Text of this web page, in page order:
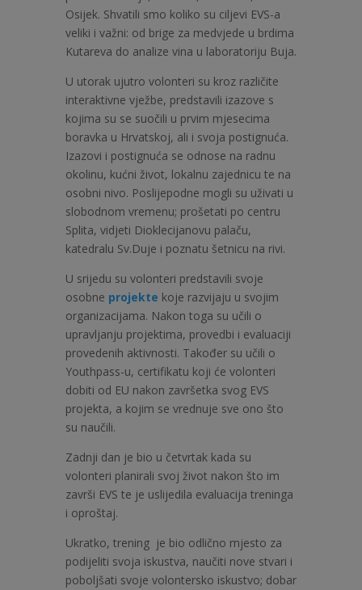
Osijek. Shvatili smo koliko su ciljevi EVS-a
veliki i važni: od brige za medvjede u brdima
Kutareva do analize vina u laboratoriju Buja.
U utorak ujutro volonteri su kroz različite
interaktivne vježbe, predstavili izazove s
kojima su se suočili u prvim mjesecima
boravka u Hrvatskoj, ali i svoja postignuća.
Izazovi i postignuća se odnose na radnu
okolinu, kućni život, lokalnu zajednicu te na
osobni nivo. Poslijepodne mogli su uživati u
slobodnom vremenu; prošetati po centru
Splita, vidjeti Dioklecijanovu palaču,
katedralu Sv.Duje i poznatu šetnicu na rivi.
U srijedu su volonteri predstavili svoje
osobne projekte koje razvijaju u svojim
organizacijama. Nakon toga su učili o
upravljanju projektima, provedbi i evaluaciji
provedenih aktivnosti. Također su učili o
Youthpass-u, certifikatu koji će volonteri
dobiti od EU nakon završetka svog EVS
projekta, a kojim se vrednuje sve ono što
su naučili.
Zadnji dan je bio u četvrtak kada su
volonteri planirali svoj život nakon što im
završi EVS te je uslijedila evaluacija treninga
i oproštaj.
Ukratko, trening je bio odlično mjesto za
podijeliti svoja iskustva, naučiti nove stvari i
poboljšati svoje volontersko iskustvo; dobar